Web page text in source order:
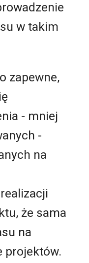
w takim
zapewne,
- mniej
-
na
że sama
na
projektów.